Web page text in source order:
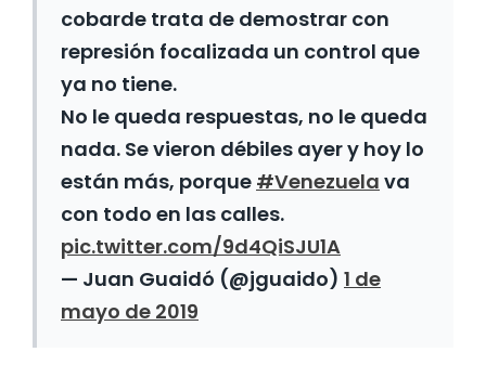
cobarde trata de demostrar con
represión focalizada un control que
ya no tiene.
No le queda respuestas, no le queda
nada. Se vieron débiles ayer y hoy lo
están más, porque #Venezuela va
con todo en las calles.
pic.twitter.com/9d4QiSJU1A
— Juan Guaidó (@jguaido) 1 de
mayo de 2019